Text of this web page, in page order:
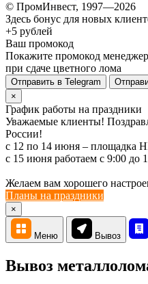
© ПромИнвест, 1997—2026
Здесь бонус для новых
+5 рублей
Ваш промокод
Покажите промокод
при сдаче цветного лома
Отправить в Telegram
×
График работы на праздники
Уважаемые клиенты!
России!
с 12 по 14 июня –
c 15 июня работаем с 9:00 до
Желаем вам хорошего
Планы на праздники
×
Меню Вывоз
Вывоз